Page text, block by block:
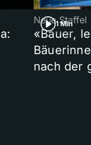
1 Min
Neue Staffel
«Bauer,
nach der